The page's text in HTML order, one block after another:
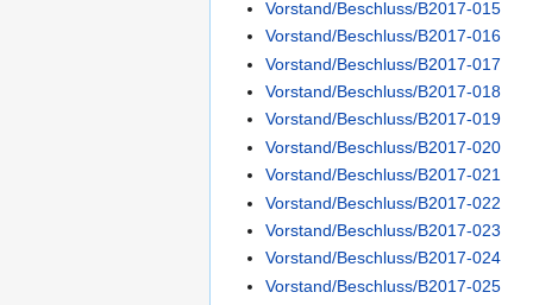
Vorstand/Beschluss/B2017-015
Vorstand/Beschluss/B2017-016
Vorstand/Beschluss/B2017-017
Vorstand/Beschluss/B2017-018
Vorstand/Beschluss/B2017-019
Vorstand/Beschluss/B2017-020
Vorstand/Beschluss/B2017-021
Vorstand/Beschluss/B2017-022
Vorstand/Beschluss/B2017-023
Vorstand/Beschluss/B2017-024
Vorstand/Beschluss/B2017-025